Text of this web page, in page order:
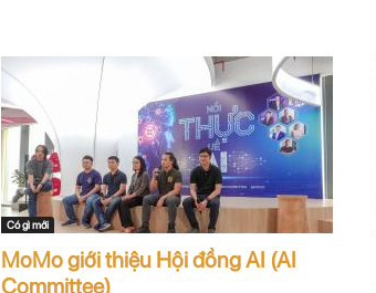
Có gì mới
MoMo giới thiệu Hội đồng AI (AI
Committee)